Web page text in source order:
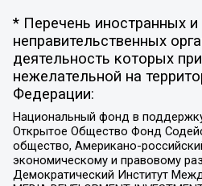
* Перечень иностранных
неправительственных
деятельность которых
нежелательной на
Федерации:
Национальный фонд в
Открытое Общество Фонд
общество, Американо-
экономическому и правовому
Демократический Институт